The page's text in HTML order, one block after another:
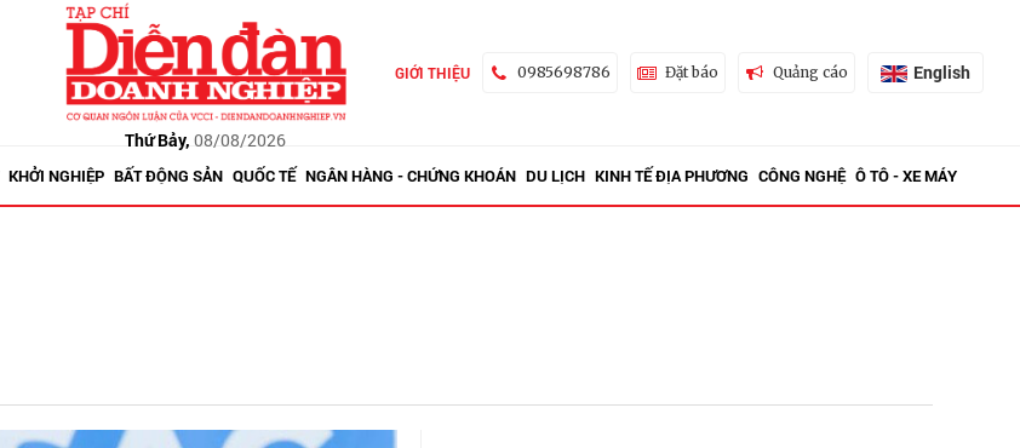
Thứ Bảy, 08/08/2026
GIỚI THIỆU 0985698786 Đặt báo Quảng cáo English
KHỞI NGHIỆP BẤT ĐỘNG SẢN QUỐC TẾ NGÂN HÀNG - CHỨNG KHOÁN DU LỊCH KINH TẾ ĐỊA PHƯƠNG CÔNG NGHỆ Ô TÔ - XE MÁY